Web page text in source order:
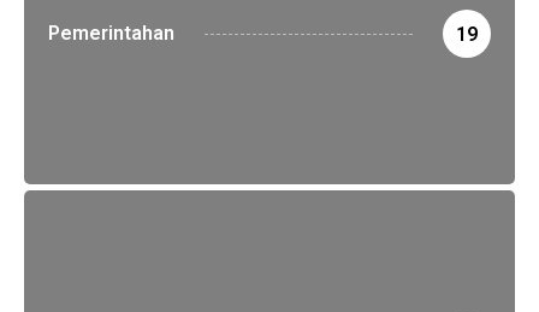
Pemerintahan 19